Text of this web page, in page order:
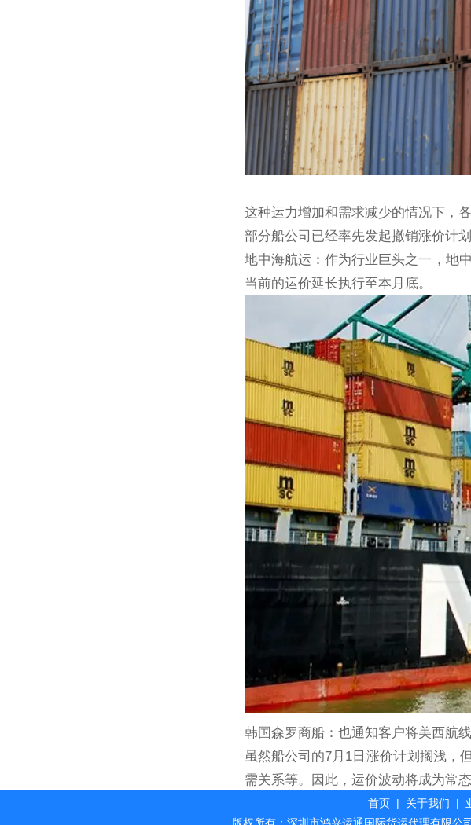
这种运力增加和需求减少的情况下，
部分船公司已经率先发起撤销涨价计
地中海航运：作为行业巨头之一，地
当前的运价延长执行至本月底。
韩国森罗商船：也通知客户将美西航
虽然船公司的7月1日涨价计划搁浅，
需关系等。因此，运价波动将成为常态
首页 | 关于我们 |